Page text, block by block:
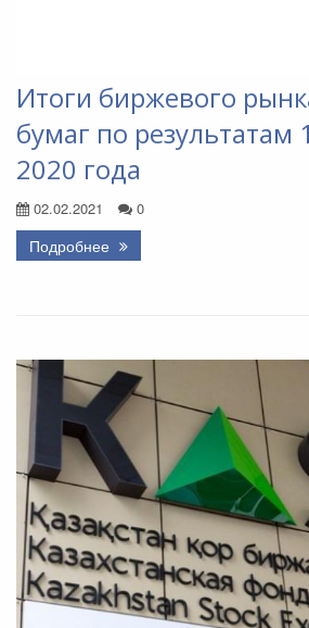
Итоги биржевого
бумаг по результатам
2020 года
02.02.2021 0
Подробнее